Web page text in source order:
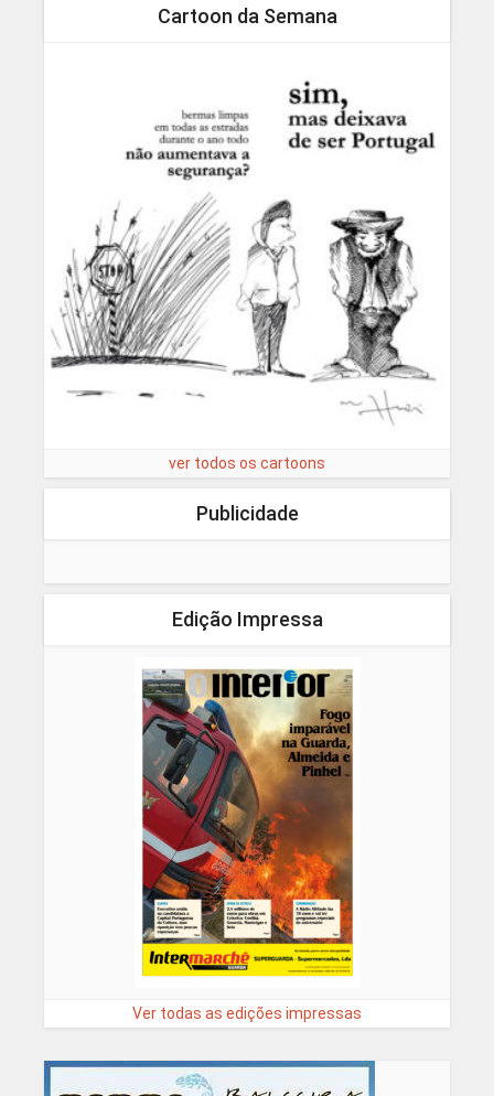
Cartoon da Semana
ver todos os cartoons
Publicidade
Edição Impressa
Ver todas as edições impressas